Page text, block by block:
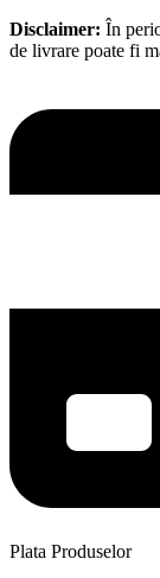
Disclaimer: În
de livrare poate fi
Plata Produselor